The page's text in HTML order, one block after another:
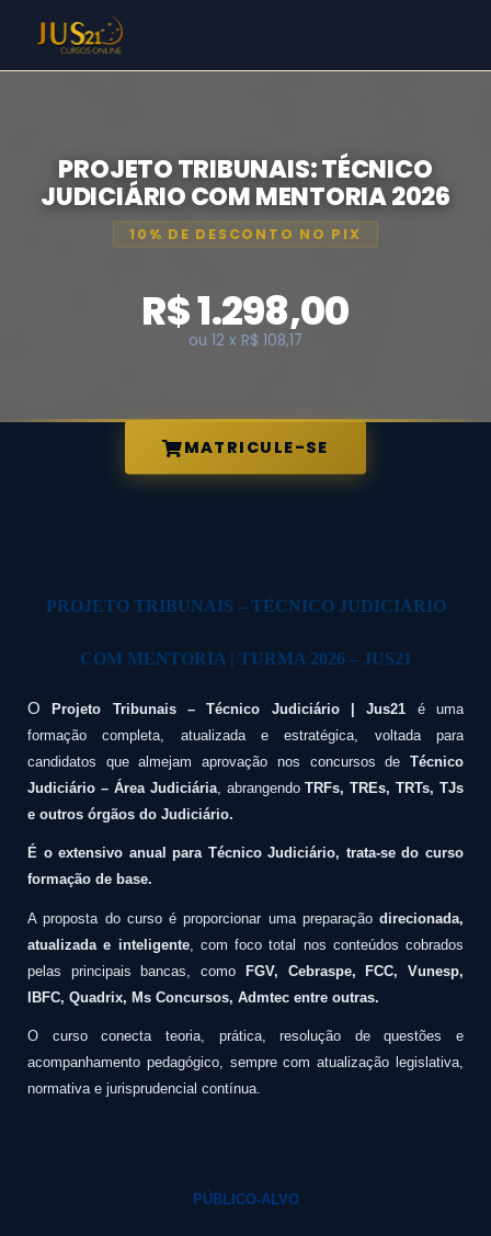
PROJETO TRIBUNAIS: TÉCNICO
JUDICIÁRIO COM MENTORIA 2026
10% DE DESCONTO NO PIX
R$ 1.298,00
ou 12 x R$ 108,17
MATRICULE-SE
PROJETO TRIBUNAIS – TÉCNICO JUDICIÁRIO
COM MENTORIA | TURMA 2026 – JUS21
O Projeto Tribunais – Técnico Judiciário | Jus21 é uma
formação completa, atualizada e estratégica, voltada para
candidatos que almejam aprovação nos concursos de Técnico
Judiciário – Área Judiciária, abrangendoTRFs, TREs, TRTs, TJs
e outros órgãos do Judiciário.
É o extensivo anual para Técnico Judiciário, trata-se do curso
formação de base.
A proposta do curso é proporcionar uma preparação direcionada,
atualizada e inteligente, com foco total nos conteúdos cobrados
pelas principais bancas, como FGV, Cebraspe, FCC, Vunesp,
IBFC, Quadrix, Ms Concursos, Admtec entre outras.
O curso conecta teoria, prática, resolução de questões e
acompanhamento pedagógico, sempre com atualização legislativa,
normativa e jurisprudencial contínua.
PÚBLICO-ALVO